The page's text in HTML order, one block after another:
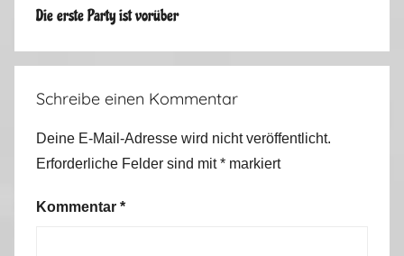
Die erste Party ist vorüber
Schreibe einen Kommentar
Deine E-Mail-Adresse wird nicht veröffentlicht.
Erforderliche Felder sind mit* markiert
Kommentar *